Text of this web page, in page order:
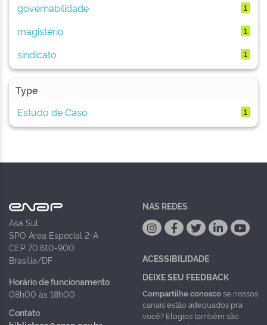
governabilidade 1
magistério 1
sindicato 1
Type
Estudo de Caso
1
Asa Sul
SPO Área Especial 2-A
CEP 70.610-900
Brasília/DF
Horário de funcionamento
08h00 às 18h00
Contato
NAS REDES
ACESSIBILIDADE
DEIXE SEU FEEDBACK
Compartilhe conoscose nossos
canais estão adequados pra
você? Elogios também são